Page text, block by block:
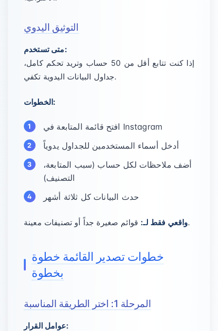
التوثيق اليدوي
متى تستخدم:
إذا كنت تتابع أقل من 50 حساب وتريد تحكم كامل،
جداول البيانات اليدوية تكفي.
الخطوات:
افتح قائمة المتابعة في Instagram
أدخل أسماء المستخدمين للجداول يدوياً
أضف ملاحظات لكل حساب (سبب المتابعة،
التصنيف)
حدث البيانات كل ثلاثة أشهر
واقعي فقط لـ:قوائم صغيرة جداً أو تصنيفات معينة.
خطوات تصدير القائمة خطوة
بخطوة
المرحلة 1: اختر الطريقة المناسبة
عوامل القرار: